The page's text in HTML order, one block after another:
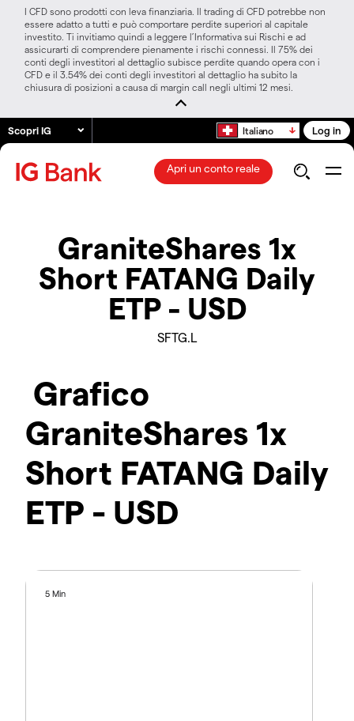
I CFD sono prodotti con leva finanziaria. Il trading di CFD potrebbe non
essere adatto a tutti e può comportare perdite superiori al capitale
investito. Ti invitiamo quindi a leggere l’Informativa sui Rischi e ad
assicurarti di comprendere pienamente i rischi connessi. Il 75% dei
conti degli investitori al dettaglio subisce perdite quando opera con i
CFD e il 3.54% dei conti degli investitori al dettaglio ha subito la
chiusura di posizioni a causa di margin call negli ultimi 12 mesi.
Scopri IG Italiano Log in
Apri un conto reale
GraniteShares 1x
Short FATANG Daily
ETP - USD
SFTG.L
Grafico
GraniteShares 1x
Short FATANG Daily
ETP - USD
5 Min